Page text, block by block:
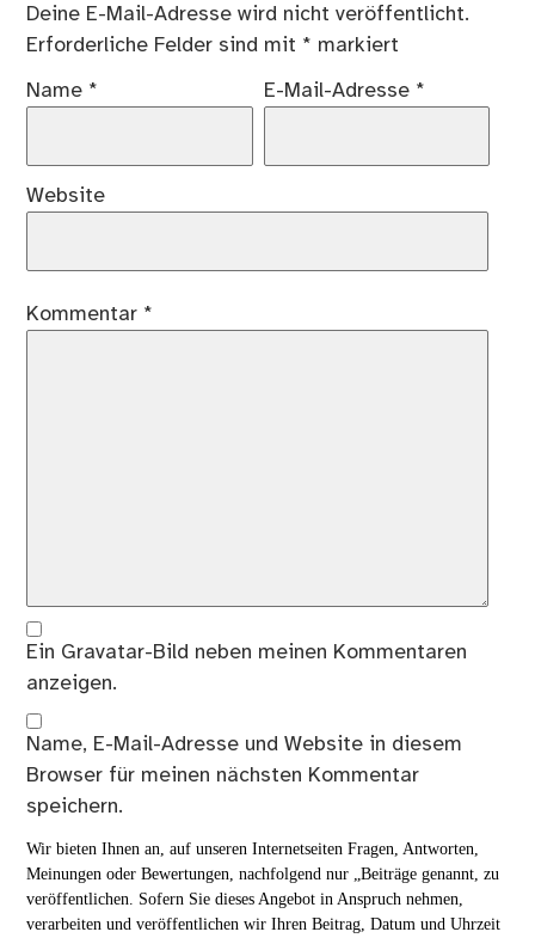
Deine E-Mail-Adresse wird nicht veröffentlicht.
Erforderliche Felder sind mit * markiert
Name * E-Mail-Adresse *
Website
Kommentar *
Ein Gravatar-Bild neben meinen Kommentaren
anzeigen.
Name, E-Mail-Adresse und Website in diesem
Browser für meinen nächsten Kommentar
speichern.
Wir bieten Ihnen an, auf unseren Internetseiten Fragen, Antworten,
Meinungen oder Bewertungen, nachfolgend nur „Beiträge genannt, zu
veröffentlichen. Sofern Sie dieses Angebot in Anspruch nehmen,
verarbeiten und veröffentlichen wir Ihren Beitrag, Datum und Uhrzeit